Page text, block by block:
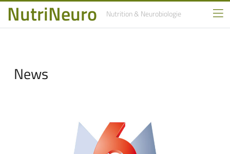
NutriNeuro Nutrition& Neurobiologie
News